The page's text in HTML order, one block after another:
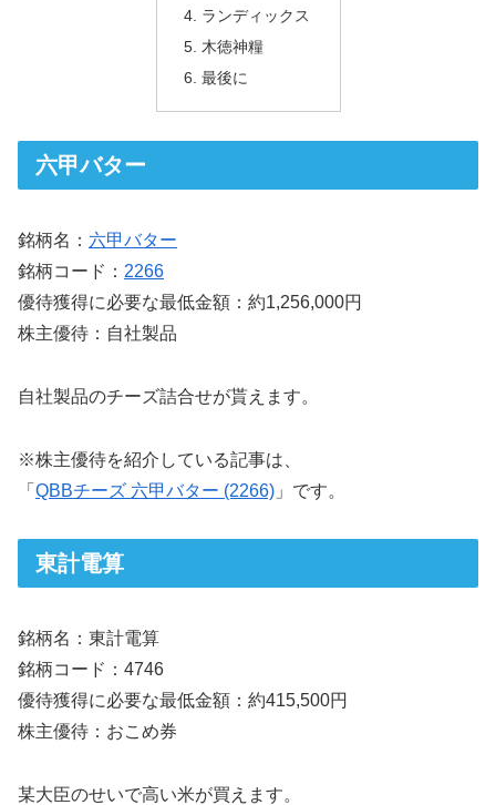
ランディックス
木徳神糧
最後に
六甲バター
銘柄名： 六甲バター
銘柄コード： 2266
優待獲得に必要な最低金額：約1,256,000円
株主優待：自社製品
自社製品のチーズ詰合せが貰えます。
※株主優待を紹介している記事は、
「 QBBチーズ 六甲バター (2266) 」です。
東計電算
銘柄名：東計電算
銘柄コード：4746
優待獲得に必要な最低金額：約415,500円
株主優待：おこめ券
某大臣のせいで高い米が買えます。